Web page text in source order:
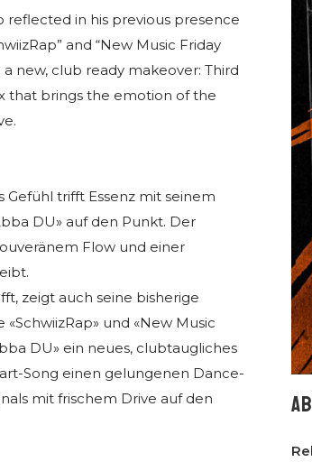
reflected in his previous presence
and “New Music Friday
new, club ready makeover: Third
that brings the emotion of the
trifft Essenz mit seinem
DU» auf den Punkt. Der
Flow und einer
zeigt auch seine bisherige
«SchwiizRap» und «New Music
DU» ein neues, clubtaugliches
Song einen gelungenen Dance-
mit frischem Drive auf den